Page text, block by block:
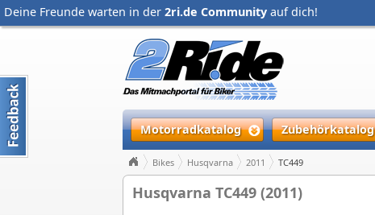
Deine Freunde warten in der 2ri.de Community auf dich!
Motorradkatalog Zubehörkatalog
Bikes Husqvarna 2011 TC449
Husqvarna TC449 (2011)